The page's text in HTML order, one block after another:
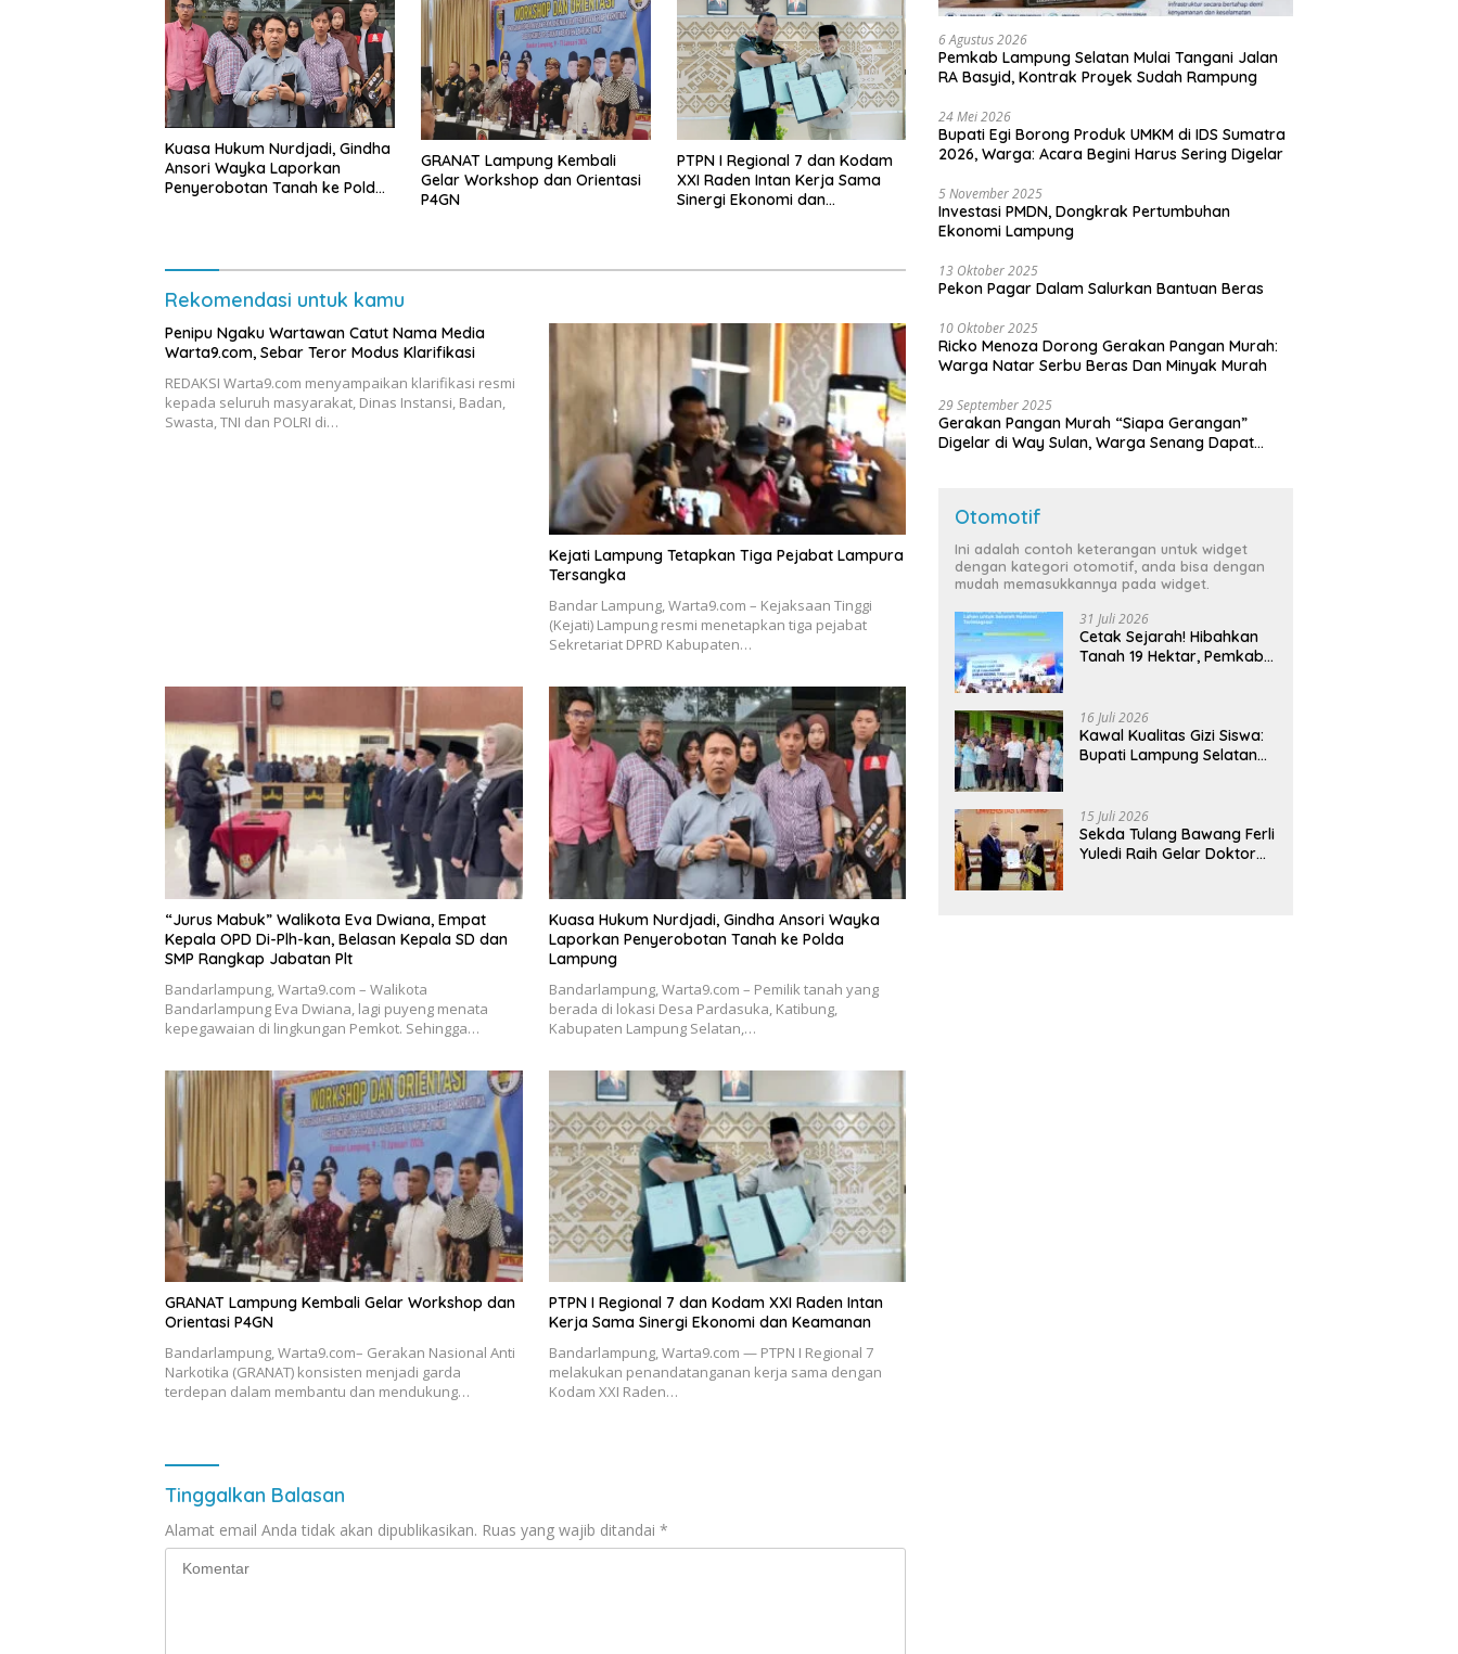
Kuasa Hukum Nurdjadi, Gindha
Ansori Wayka Laporkan
Penyerobotan Tanah ke Polda
GRANAT Lampung Kembali
Gelar Workshop dan Orientasi
P4GN
PTPN I Regional 7 dan Kodam
XXI Raden Intan Kerja Sama
Sinergi Ekonomi dan
Rekomendasi untuk kamu
Penipu Ngaku Wartawan Catut Nama Media
Warta9.com, Sebar Teror Modus Klarifikasi
REDAKSI Warta9.com menyampaikan klarifikasi resmi
kepada seluruh masyarakat, Dinas Instansi, Badan,
Swasta, TNI dan POLRI di…
Kejati Lampung Tetapkan Tiga Pejabat Lampura
Tersangka
Bandar Lampung, Warta9.com – Kejaksaan Tinggi
(Kejati) Lampung resmi menetapkan tiga pejabat
Sekretariat DPRD Kabupaten…
“Jurus Mabuk” Walikota Eva Dwiana, Empat
Kepala OPD Di-Plh-kan, Belasan Kepala SD dan
SMP Rangkap Jabatan Plt
Bandarlampung, Warta9.com – Walikota
Bandarlampung Eva Dwiana, lagi puyeng menata
kepegawaian di lingkungan Pemkot. Sehingga…
Kuasa Hukum Nurdjadi, Gindha Ansori Wayka
Laporkan Penyerobotan Tanah ke Polda
Lampung
Bandarlampung, Warta9.com – Pemilik tanah yang
berada di lokasi Desa Pardasuka, Katibung,
Kabupaten Lampung Selatan,…
GRANAT Lampung Kembali Gelar Workshop dan
Orientasi P4GN
Bandarlampung, Warta9.com– Gerakan Nasional Anti
Narkotika (GRANAT) konsisten menjadi garda
terdepan dalam membantu dan mendukung…
PTPN I Regional 7 dan Kodam XXI Raden Intan
Kerja Sama Sinergi Ekonomi dan Keamanan
Bandarlampung, Warta9.com — PTPN I Regional 7
melakukan penandatanganan kerja sama dengan
Kodam XXI Raden…
Tinggalkan Balasan
Alamat email Anda tidak akan dipublikasikan. Ruas yang wajib ditandai *
6 Agustus 2026
Pemkab Lampung Selatan Mulai Tangani Jalan
RA Basyid, Kontrak Proyek Sudah Rampung
24 Mei 2026
Bupati Egi Borong Produk UMKM di IDS Sumatra
2026, Warga: Acara Begini Harus Sering Digelar
5 November 2025
Investasi PMDN, Dongkrak Pertumbuhan
Ekonomi Lampung
13 Oktober 2025
Pekon Pagar Dalam Salurkan Bantuan Beras
10 Oktober 2025
Ricko Menoza Dorong Gerakan Pangan Murah:
Warga Natar Serbu Beras Dan Minyak Murah
29 September 2025
Gerakan Pangan Murah “Siapa Gerangan”
Digelar di Way Sulan, Warga Senang Dapat
Otomotif
Ini adalah contoh keterangan untuk widget
dengan kategori otomotif, anda bisa dengan
mudah memasukkannya pada widget.
31 Juli 2026
Cetak Sejarah! Hibahkan
Tanah 19 Hektar, Pemkab
Terintegrasi Pertama di
Lampung
16 Juli 2026
Kawal Kualitas Gizi Siswa:
Bupati Lampung Selatan
Bergizi Gratis di Natar
15 Juli 2026
Sekda Tulang Bawang Ferli
Yuledi Raih Gelar Doktor